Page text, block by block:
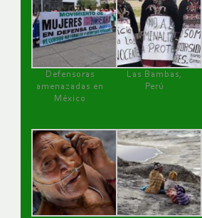
Defensoras
amenazadas en
México
Las Bambas,
Perú